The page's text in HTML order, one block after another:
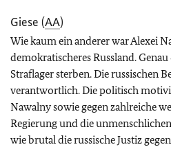
Giese (AA)
Wie kaum ein anderer war Alexei
demokratischeres Russland.
Straflager sterben. Die russischen
verantwortlich. Die politisch
Nawalny sowie gegen zahlreiche
Regierung und die
wie brutal die russische Justiz